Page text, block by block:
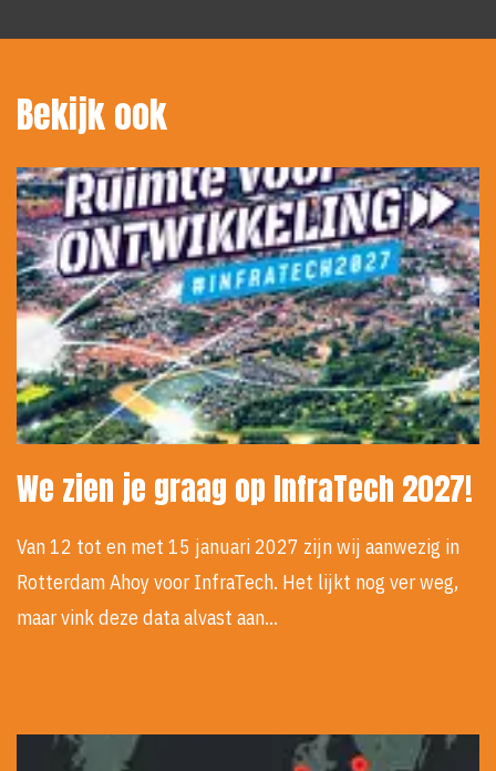
Bekijk ook
We zien je graag op InfraTech 2027!
Van 12 tot en met 15 januari 2027 zijn wij aanwezig in
Rotterdam Ahoy voor InfraTech. Het lijkt nog ver weg,
maar vink deze data alvast aan…